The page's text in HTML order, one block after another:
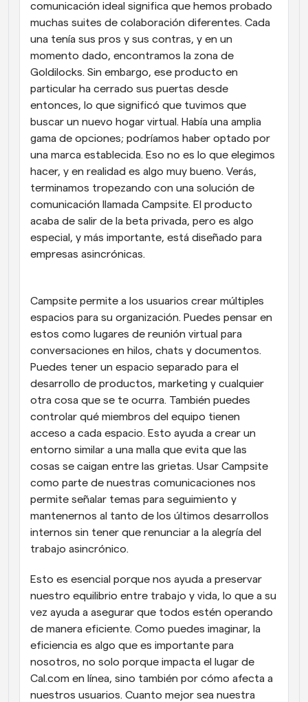
comunicación ideal significa que hemos probado
muchas suites de colaboración diferentes. Cada
una tenía sus pros y sus contras, y en un
momento dado, encontramos la zona de
Goldilocks. Sin embargo, ese producto en
particular ha cerrado sus puertas desde
entonces, lo que significó que tuvimos que
buscar un nuevo hogar virtual. Había una amplia
gama de opciones; podríamos haber optado por
una marca establecida. Eso no es lo que elegimos
hacer, y en realidad es algo muy bueno. Verás,
terminamos tropezando con una solución de
comunicación llamada Campsite. El producto
acaba de salir de la beta privada, pero es algo
especial, y más importante, está diseñado para
empresas asincrónicas.
Campsite permite a los usuarios crear múltiples
espacios para su organización. Puedes pensar en
estos como lugares de reunión virtual para
conversaciones en hilos, chats y documentos.
Puedes tener un espacio separado para el
desarrollo de productos, marketing y cualquier
otra cosa que se te ocurra. También puedes
controlar qué miembros del equipo tienen
acceso a cada espacio. Esto ayuda a crear un
entorno similar a una malla que evita que las
cosas se caigan entre las grietas. Usar Campsite
como parte de nuestras comunicaciones nos
permite señalar temas para seguimiento y
mantenernos al tanto de los últimos desarrollos
internos sin tener que renunciar a la alegría del
trabajo asincrónico.
Esto es esencial porque nos ayuda a preservar
nuestro equilibrio entre trabajo y vida, lo que a su
vez ayuda a asegurar que todos estén operando
de manera eficiente. Como puedes imaginar, la
eficiencia es algo que es importante para
nosotros, no solo porque impacta el lugar de
Cal.com en línea, sino también por cómo afecta a
nuestros usuarios. Cuanto mejor sea nuestra